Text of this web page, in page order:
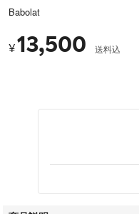
Babolat
¥13,500 送料込